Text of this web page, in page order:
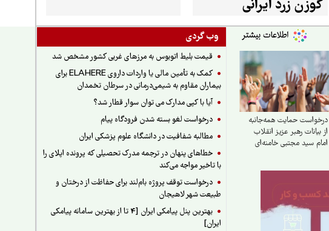
گوزن زرد ایرانی
وب گردی
قیمت بلیط اتوبوس به مرزهای غربی کشور مشخص شد
کمک به تأمین مالی یا واردات داروی ELAHERE برای
بیماران مقاوم به شیمی‌درمانی در سرطان تخمدان
آیا با کپی مدارک می توان سوار قطار شد؟
درخواست لغو بسته شدن فرودگاه پیام
مطالبه شفافیت در دانشگاه علوم پزشکی ایران
خطاهای پنهان در ترجمه مدرک تحصیلی که پرونده اپلای را
با تاخیر مواجه می‌کند
درخواست توقف پروژه بام‌لند برای حفاظت از درختان و
طبیعت شهر لاهیجان
بهترین پنل پیامکی ایران [4 تا از بهترین سامانه پیامکی
ایران]
درخواست حمایت همه‌جانبه
از بیانات رهبر عزیز انقلاب
امام سید مجتبی خامنه‌ای